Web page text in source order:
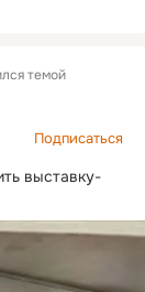
темой
Подписаться
выставку-